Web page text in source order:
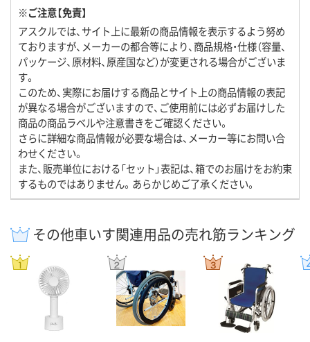
※ご注意【免責】
アスクルでは、サイト上に最新の商品情報を表示するよう努め
ておりますが、メーカーの都合等により、商品規格・仕様（容量、
パッケージ、原材料、原産国など）が変更される場合がございま
す。
このため、実際にお届けする商品とサイト上の商品情報の表記
が異なる場合がございますので、ご使用前には必ずお届けした
商品の商品ラベルや注意書きをご確認ください。
さらに詳細な商品情報が必要な場合は、メーカー等にお問い合
わせください。
また、販売単位における「セット」表記は、箱でのお届けをお約束
するものではありません。あらかじめご了承ください。
その他車いす関連用品の売れ筋ランキング